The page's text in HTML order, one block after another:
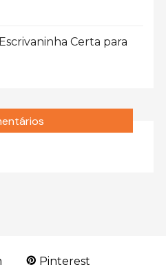
Certa para
Pinterest